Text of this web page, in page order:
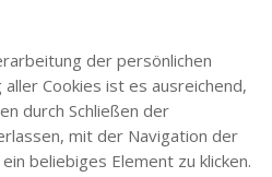
der persönlichen
Cookies ist es ausreichend,
durch Schließen der
mit der Navigation der
beliebiges Element zu klicken.